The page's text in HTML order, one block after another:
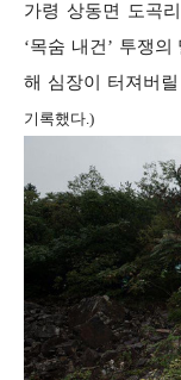
가령 상동면 도곡
‘목숨 내건’ 투쟁
해 심장이 터져버
기록했다.)